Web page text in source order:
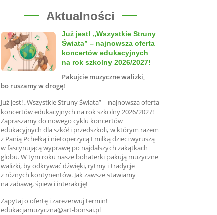
Aktualności
Już jest! „Wszystkie Struny
Świata” – najnowsza oferta
koncertów edukacyjnych
na rok szkolny 2026/2027!
Pakujcie muzyczne walizki,
bo ruszamy w drogę!
Już jest! „Wszystkie Struny Świata” – najnowsza oferta
koncertów edukacyjnych na rok szkolny 2026/2027!
Zapraszamy do nowego cyklu koncertów
edukacyjnych dla szkół i przedszkoli, w którym razem
z Panią Pchełką i nietoperzycą Emilką dzieci wyruszą
w fascynującą wyprawę po najdalszych zakątkach
globu. W tym roku nasze bohaterki pakują muzyczne
walizki, by odkrywać dźwięki, rytmy i tradycje
z różnych kontynentów. Jak zawsze stawiamy
na zabawę, śpiew i interakcję!
Zapytaj o ofertę i zarezerwuj termin!
edukacjamuzyczna@art-bonsai.pl